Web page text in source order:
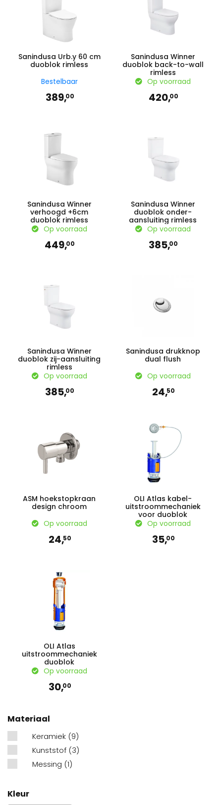
Materiaal
Keramiek (9)
Kunststof (3)
Messing (1)
Kleur
Sanindusa Urb.y 60 cm
duoblok rimless
Bestelbaar
389,00
Sanindusa Winner
duoblok back-to-wall
rimless
Op voorraad
420,00
Sanindusa Winner
verhoogd +6cm
duoblok rimless
Op voorraad
449,00
Sanindusa Winner
duoblok onder-
aansluiting rimless
Op voorraad
385,00
Sanindusa Winner
duoblok zij-aansluiting
rimless
Op voorraad
385,00
Sanindusa drukknop
dual flush
Op voorraad
24,50
ASM hoekstopkraan
design chroom
Op voorraad
24,50
OLI Atlas kabel-
uitstroommechaniek
voor duoblok
Op voorraad
35,00
OLI Atlas
uitstroommechaniek
duoblok
Op voorraad
30,00